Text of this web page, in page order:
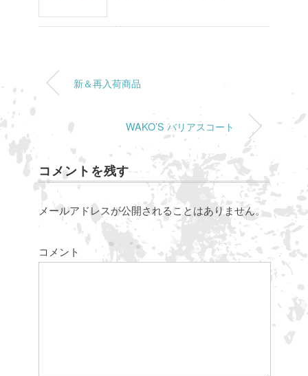
新＆再入荷商品
WAKO’S バリアスコート
コメントを残す
メールアドレスが公開されることはありません。
コメント